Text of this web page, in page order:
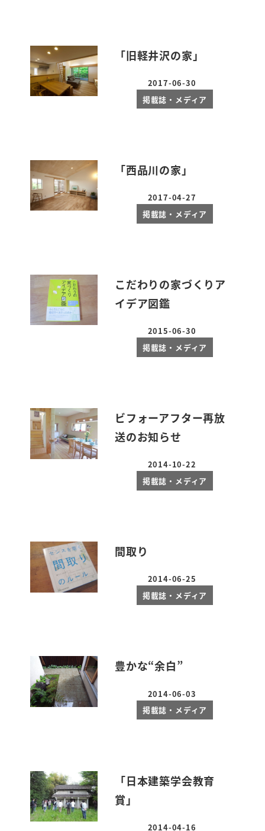
「旧軽井沢の家」
投稿日
2017-06-30
掲載誌・メディア
「西品川の家」
投稿日
2017-04-27
掲載誌・メディア
こだわりの家づくりア
イデア図鑑
投稿日
2015-06-30
掲載誌・メディア
ビフォーアフター再放
送のお知らせ
投稿日
2014-10-22
掲載誌・メディア
間取り
投稿日
2014-06-25
掲載誌・メディア
豊かな“余白”
投稿日
2014-06-03
掲載誌・メディア
「日本建築学会教育
賞」
2014-04-16